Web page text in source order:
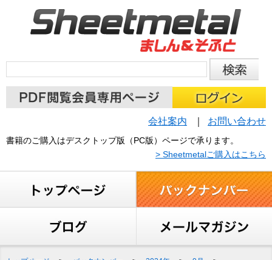
会社案内 お問い合わせ
書籍のご購入はデスクトップ版（PC版）ページで承ります。
> Sheetmetalご購入はこちら